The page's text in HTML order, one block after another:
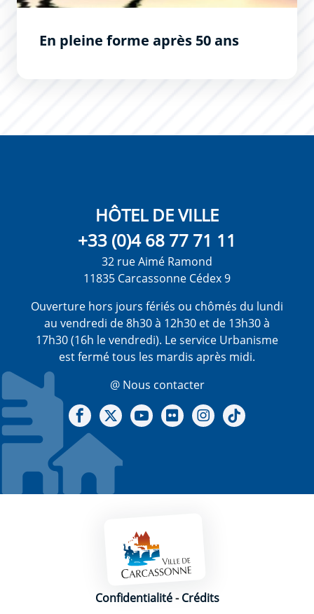
En pleine forme après 50 ans
HÔTEL DE VILLE
+33 (0)4 68 77 71 11
32 rue Aimé Ramond
11835 Carcassonne Cédex 9
Ouverture hors jours fériés ou chômés du lundi
au vendredi de 8h30 à 12h30 et de 13h30 à
17h30 (16h le vendredi). Le service Urbanisme
est fermé tous les mardis après midi.
@ Nous contacter
Notre Facebook
Notre X - (twitter)
Notre chaine Youtube
Notre Gallerie sur Flickr
Notre Instagram
Mentions légales
Confidentialité-Crédits